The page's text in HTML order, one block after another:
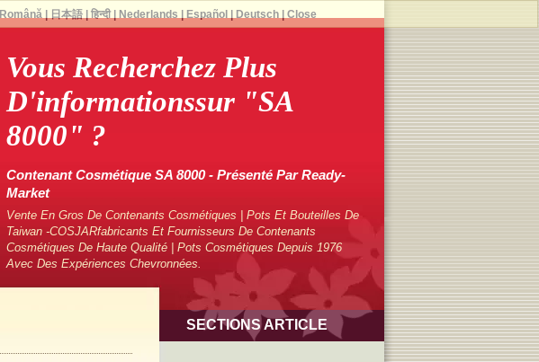
Vous Recherchez Plus
D'informationssur "SA
8000" ?
Contenant Cosmétique SA 8000 - Présenté Par Ready-
Market
Vente En Gros De Contenants Cosmétiques | Pots Et Bouteilles De
Taiwan -COSJARfabricants Et Fournisseurs De Contenants
Cosmétiques De Haute Qualité | Pots Cosmétiques Depuis 1976
Avec Des Expériences Chevronnées.
SECTIONS ARTICLE
Română| 日本語| हिन्दी| Nederlands Español Deutsch| Close